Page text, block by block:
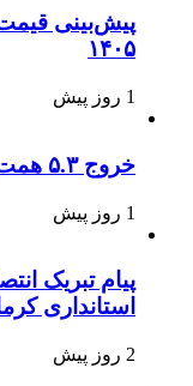
۱۴۰۵
1 روز پیش
خروج ۵.۳ همت پول حقیقی از بازار سهام
1 روز پیش
پیام تبریک
استانداری
2 روز پیش